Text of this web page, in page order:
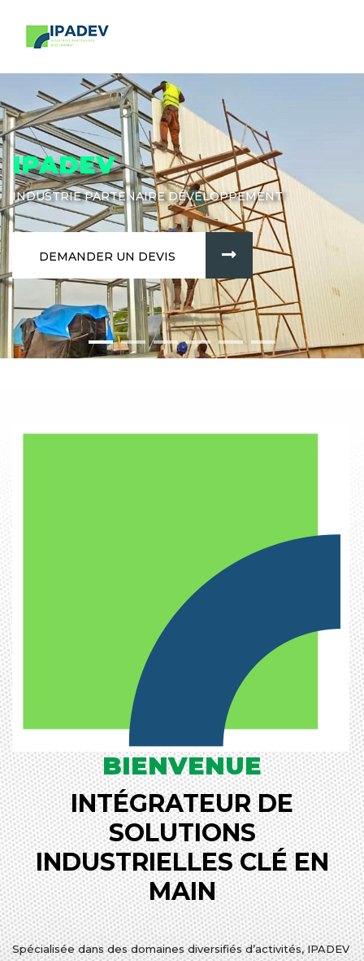
IPADEV
INDUSTRIE PARTENAIRE DÉVELOPPEMENT
DEMANDER UN DEVIS
BIENVENUE
INTÉGRATEUR DE
SOLUTIONS
INDUSTRIELLES CLÉ EN
MAIN
Spécialisée dans des domaines diversifiés d’activités, IPADEV